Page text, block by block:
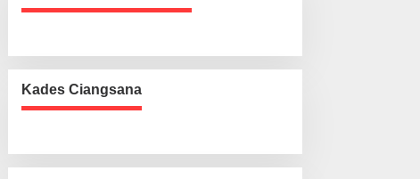
Kades Ciangsana